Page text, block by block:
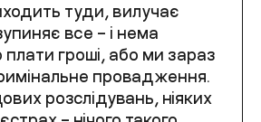
туди, вилучає
все – і нема
плати гроші, або ми зараз
провадження.
розслідувань, ніяких